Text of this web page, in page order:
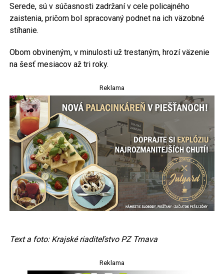
Serede, sú v súčasnosti zadržaní v cele policajného
zaistenia, pričom bol spracovaný podnet na ich väzobné
stíhanie.
Obom obvineným, v minulosti už trestaným, hrozí väzenie
na šesť mesiacov až tri roky.
Reklama
Text a foto: Krajské riaditeľstvo PZ Trnava
Reklama